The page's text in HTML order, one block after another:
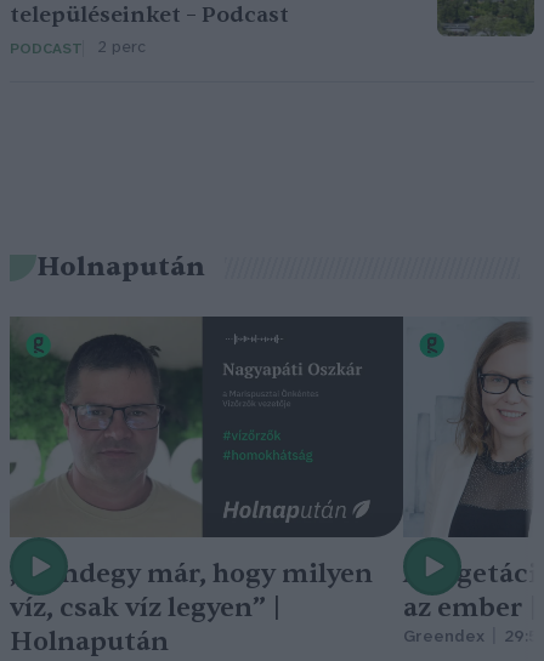
településeinket – Podcast
PODCAST 2 perc
Holnapután
„Mindegy már, hogy milyen
víz, csak víz legyen” |
Holnapután
A
az ember
Greendex